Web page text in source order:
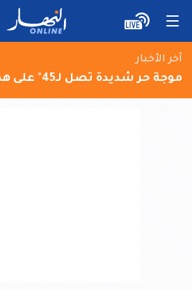
آخر الأخبار
موجة حر شديدة تصل لـ45° على هذه الولايات